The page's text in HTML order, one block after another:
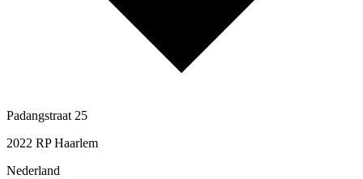
Padangstraat 25
2022 RP Haarlem
Nederland